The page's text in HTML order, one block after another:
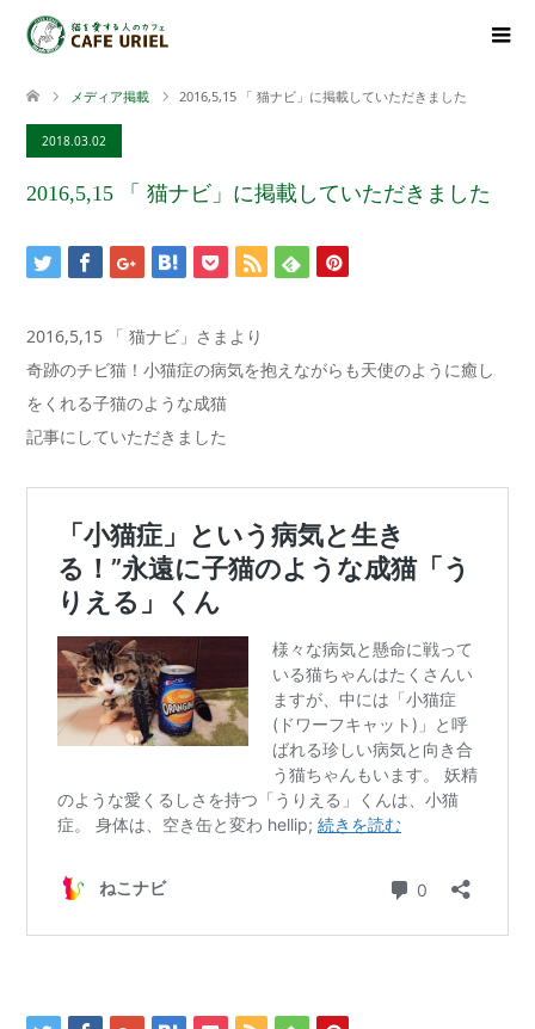
メディア掲載 2016,5,15 「 猫ナビ」に掲載していただきました
2018.03.02
2016,5,15 「 猫ナビ」に掲載していただきました
2016,5,15 「 猫ナビ」さまより
奇跡のチビ猫！小猫症の病気を抱えながらも天使のように癒し
をくれる子猫のような成猫
記事にしていただきました